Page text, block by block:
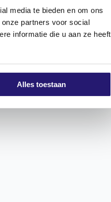
media te bieden en om ons
partners voor social
informatie die u aan ze heeft
Alles toestaan